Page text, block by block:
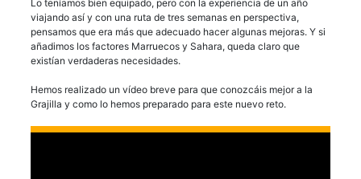
Lo teníamos bien equipado, pero con la experiencia de un año
viajando así y con una ruta de tres semanas en perspectiva,
pensamos que era más que adecuado hacer algunas mejoras. Y si
añadimos los factores Marruecos y Sahara, queda claro que
existían verdaderas necesidades.
Hemos realizado un vídeo breve para que conozcáis mejor a la
Grajilla y como lo hemos preparado para este nuevo reto.